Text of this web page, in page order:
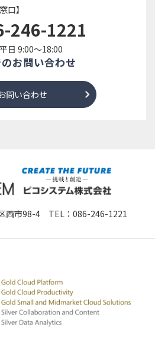
口】
246-1221
日 9:00～18:00
お問い合わせ
問い合わせ
西市98-4 TEL： 086-246-1221